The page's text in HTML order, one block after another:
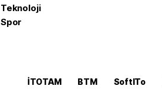
Teknoloji
Spor
İTOTAM BTM SoftITo